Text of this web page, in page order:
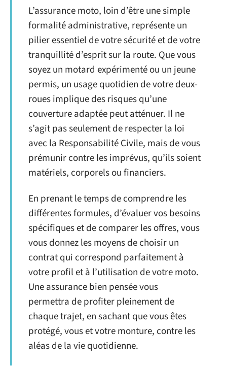
L’assurance moto, loin d’être une simple
formalité administrative, représente un
pilier essentiel de votre sécurité et de votre
tranquillité d’esprit sur la route. Que vous
soyez un motard expérimenté ou un jeune
permis, un usage quotidien de votre deux-
roues implique des risques qu’une
couverture adaptée peut atténuer. Il ne
s’agit pas seulement de respecter la loi
avec la Responsabilité Civile, mais de vous
prémunir contre les imprévus, qu’ils soient
matériels, corporels ou financiers.
En prenant le temps de comprendre les
différentes formules, d’évaluer vos besoins
spécifiques et de comparer les offres, vous
vous donnez les moyens de choisir un
contrat qui correspond parfaitement à
votre profil et à l’utilisation de votre moto.
Une assurance bien pensée vous
permettra de profiter pleinement de
chaque trajet, en sachant que vous êtes
protégé, vous et votre monture, contre les
aléas de la vie quotidienne.